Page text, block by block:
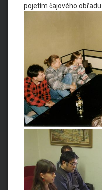
pojetím čajového obřadu